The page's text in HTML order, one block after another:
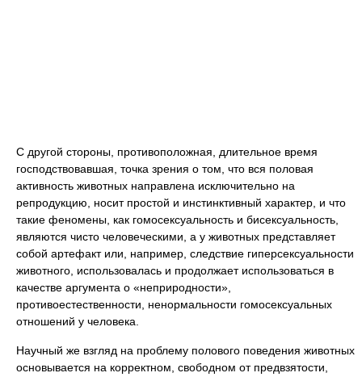
С другой стороны, противоположная, длительное время
господствовавшая, точка зрения о том, что вся половая
активность животных направлена исключительно на
репродукцию, носит простой и инстинктивный характер, и что
такие феномены, как гомосексуальность и бисексуальность,
являются чисто человеческими, а у животных представляет
собой артефакт или, например, следствие гиперсексуальности
животного, использовалась и продолжает использоваться в
качестве аргумента о «неприродности»,
противоестественности, ненормальности гомосексуальных
отношений у человека.
Научный же взгляд на проблему полового поведения животных
основывается на корректном, свободном от предвзятости,